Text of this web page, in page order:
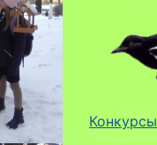
Конкурсы